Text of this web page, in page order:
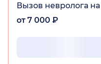
Вызов невролога
от 7 000 ₽